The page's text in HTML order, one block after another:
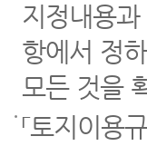
지정내용
항에서 정
모든 것을
「토지이용